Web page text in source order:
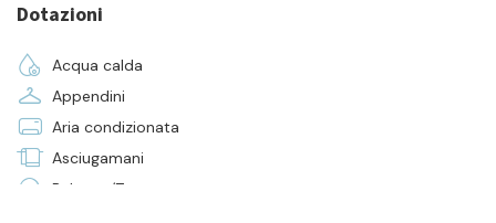
Dotazioni
Acqua calda
Appendini
Aria condizionata
Asciugamani
Balcone/Terrazza